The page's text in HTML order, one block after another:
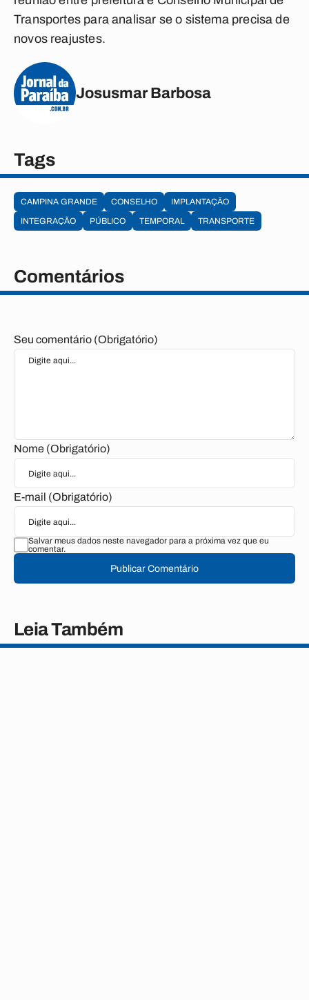
Transportes para analisar se o sistema precisa de
novos reajustes.
Josusmar Barbosa
Tags
CAMPINA GRANDE CONSELHO
IMPLANTAÇÃO
INTEGRAÇÃO
PÚBLICO TEMPORAL TRANSPORTE
Comentários
Seu comentário (Obrigatório)
Nome (Obrigatório)
E-mail (Obrigatório)
Salvar meus dados neste navegador para a próxima vez que eu
comentar.
Publicar Comentário
Leia Também